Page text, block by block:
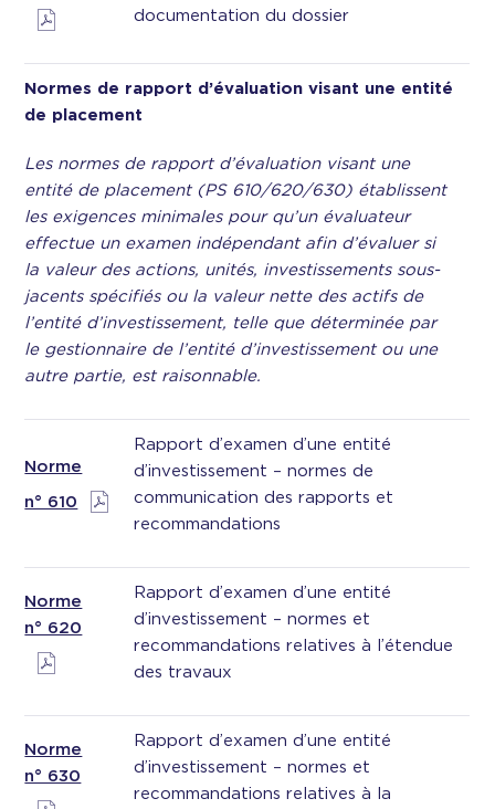
documentation du dossier
Normes de rapport d’évaluation visant une entité
de placement
Les normes de rapport d’évaluation visant une
entité de placement (PS 610/620/630) établissent
les exigences minimales pour qu’un évaluateur
effectue un examen indépendant afin d’évaluer si
la valeur des actions, unités, investissements sous-
jacents spécifiés ou la valeur nette des actifs de
l’entité d’investissement, telle que déterminée par
le gestionnaire de l’entité d’investissement ou une
autre partie, est raisonnable.
Norme
n° 610
Rapport d’examen d’une entité
d’investissement – normes de
communication des rapports et
recommandations
Norme
n° 620
Rapport d’examen d’une entité
d’investissement – normes et
recommandations relatives à l’étendue
des travaux
Norme
n° 630
Rapport d’examen d’une entité
d’investissement – normes et
recommandations relatives à la